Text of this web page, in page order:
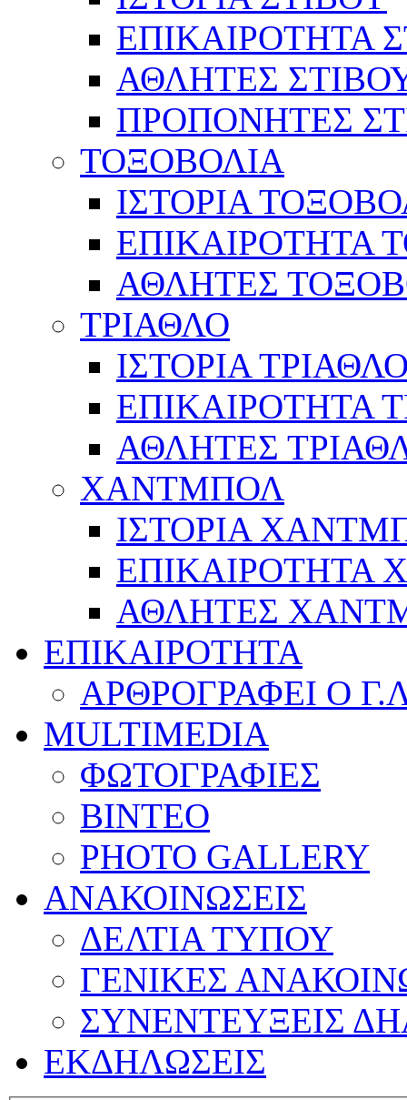
ΕΠΙΚΑΙΡΟΤΗΤΑ
ΑΘΛΗΤΕΣ
ΠΡΟΠΟΝΗΤΕΣ
ΤΟΞΟΒΟΛΙΑ
ΙΣΤΟΡΙΑ
ΕΠΙΚΑΙΡΟΤΗΤΑ
ΑΘΛΗΤΕΣ
ΤΡΙΑΘΛΟ
ΙΣΤΟΡΙΑ
ΕΠΙΚΑΙΡΟΤΗΤΑ
ΑΘΛΗΤΕΣ
ΧΑΝΤΜΠΟΛ
ΙΣΤΟΡΙΑ
ΕΠΙΚΑΙΡΟΤΗΤΑ
ΑΘΛΗΤΕΣ
ΕΠΙΚΑΙΡΟΤΗΤΑ
ΑΡΘΡΟΓΡΑΦΕΙ Ο
MULTIMEDIA
ΦΩΤΟΓΡΑΦΙΕΣ
ΒΙΝΤΕΟ
PHOTO GALLERY
ΑΝΑΚΟΙΝΩΣΕΙΣ
ΔΕΛΤΙΑ ΤΥΠΟΥ
ΓΕΝΙΚΕΣ
ΣΥΝΕΝΤΕΥΞΕΙΣ
ΕΚΔΗΛΩΣΕΙΣ